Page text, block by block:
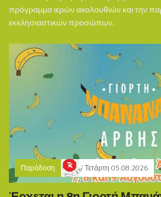
πρόγραμμα ιερών ακολουθιών και την
εκκλησιαστικών προσώπων.
Παράδοση Τετάρτη 05.08.2026